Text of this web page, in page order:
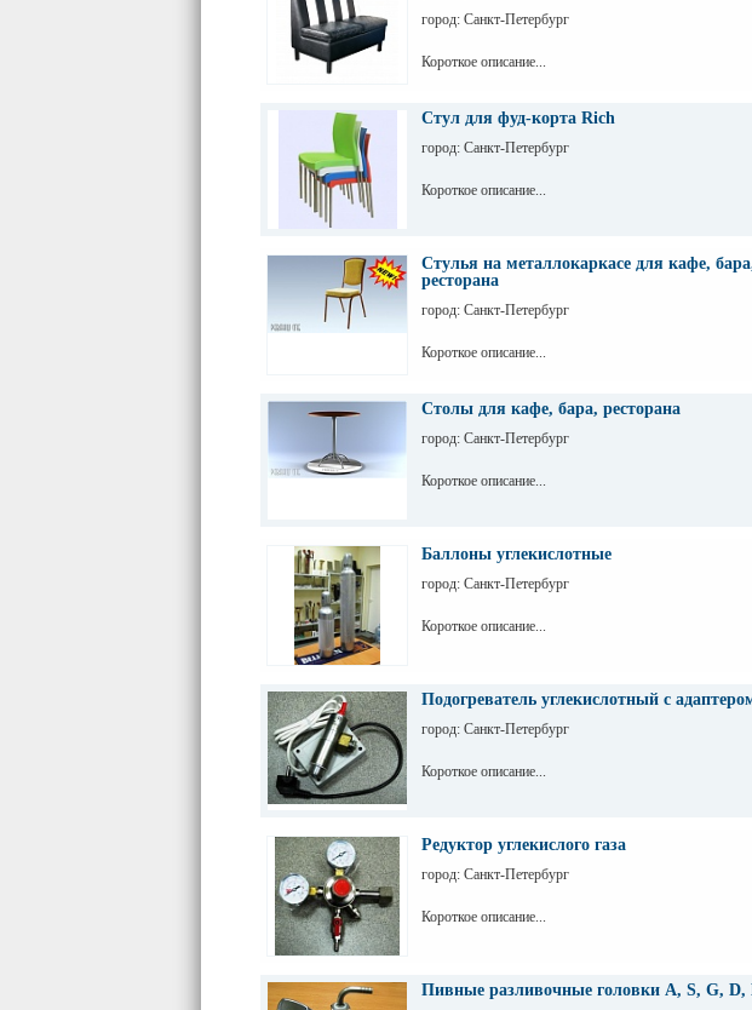
город: Санкт-Петербург
Короткое описание...
Стул для фуд-корта Rich
город: Санкт-Петербург
Короткое описание...
Стулья на металлокаркасе для кафе,
ресторана
город: Санкт-Петербург
Короткое описание...
Столы для кафе, бара, ресторана
город: Санкт-Петербург
Короткое описание...
Баллоны углекислотные
город: Санкт-Петербург
Короткое описание...
Подогреватель углекислотный с
город: Санкт-Петербург
Короткое описание...
Редуктор углекислого газа
город: Санкт-Петербург
Короткое описание...
Пивные разливочные головки A, S, G, D,